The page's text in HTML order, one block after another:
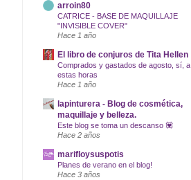
arroin80
CATRICE - BASE DE MAQUILLAJE
"INVISIBLE COVER"
Hace 1 año
El libro de conjuros de Tita Hellen
Comprados y gastados de agosto, sí, a
estas horas
Hace 1 año
lapinturera - Blog de cosmética,
maquillaje y belleza.
Este blog se toma un descanso 💟
Hace 2 años
marifloysuspotis
Planes de verano en el blog!
Hace 3 años